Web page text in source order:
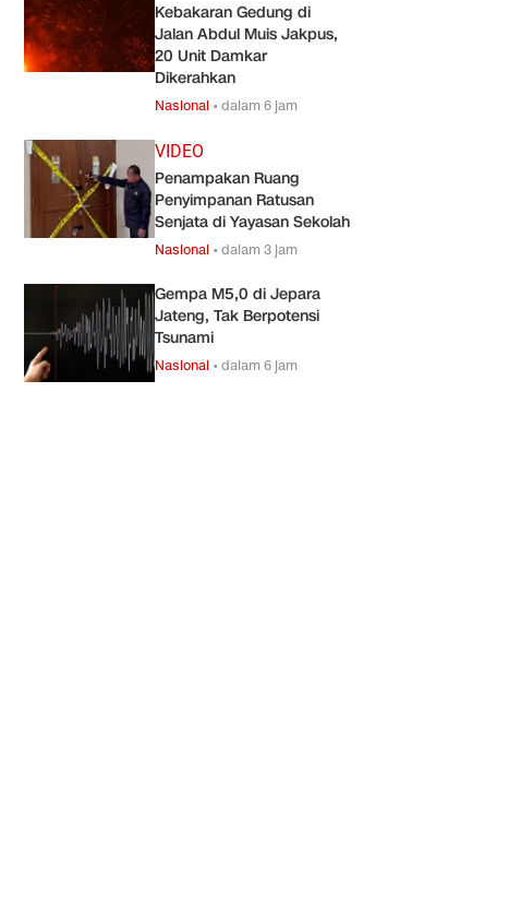
Kebakaran Gedung di
Jalan Abdul Muis Jakpus,
20 Unit Damkar
Dikerahkan
Nasional •dalam 6 jam
VIDEO
Penampakan Ruang
Penyimpanan Ratusan
Senjata di Yayasan Sekolah
Nasional •dalam 3 jam
Gempa M5,0 di Jepara
Jateng, Tak Berpotensi
Tsunami
Nasional •dalam 6 jam